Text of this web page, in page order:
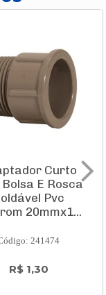
Curto
Bolsa E Rosca
Pvc
20mmx1...
241474
R$ 1,30